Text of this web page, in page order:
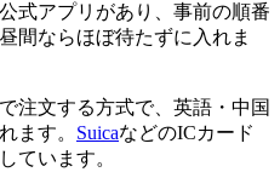
式アプリがあり、事前の順番
間ならほぼ待たずに入れま
注文する方式で、英語・中国
ます。 SuicaなどのICカード
ています。